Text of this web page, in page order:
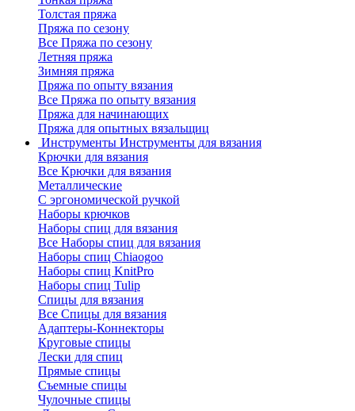
Толстая пряжа
Пряжа по сезону
Все Пряжа по сезону
Летняя пряжа
Зимняя пряжа
Пряжа по опыту вязания
Все Пряжа по опыту вязания
Пряжа для начинающих
Пряжа для опытных вязальщиц
Инструменты Инструменты для вязания
Крючки для вязания
Все Крючки для вязания
Металлические
С эргономической ручкой
Наборы крючков
Наборы спиц для вязания
Все Наборы спиц для вязания
Наборы спиц Chiaogoo
Наборы спиц KnitPro
Наборы спиц Tulip
Спицы для вязания
Все Спицы для вязания
Адаптеры-Коннекторы
Круговые спицы
Лески для спиц
Прямые спицы
Съемные спицы
Чулочные спицы